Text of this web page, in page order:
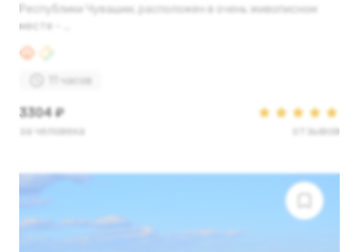
Республики Чувашии, расположен в очень живописном
месте - ...
11 часов
3304 ₽
за человека отзывов